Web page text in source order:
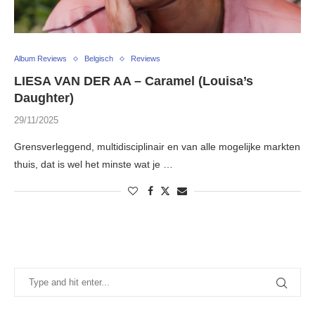
Album Reviews Belgisch Reviews
LIESA VAN DER AA – Caramel (Louisa’s
Daughter)
29/11/2025
Grensverleggend, multidisciplinair en van alle mogelijke markten
thuis, dat is wel het minste wat je …